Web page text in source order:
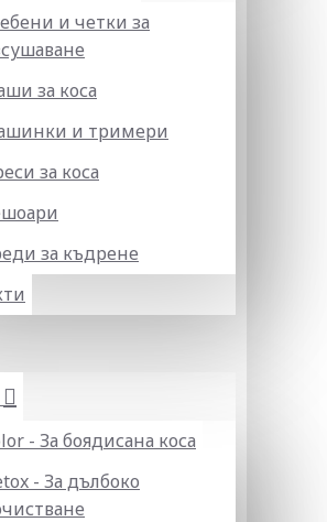
и четки за
за коса
и тримери
за коса
за къдрене
- За боядисана коса
- За дълбоко